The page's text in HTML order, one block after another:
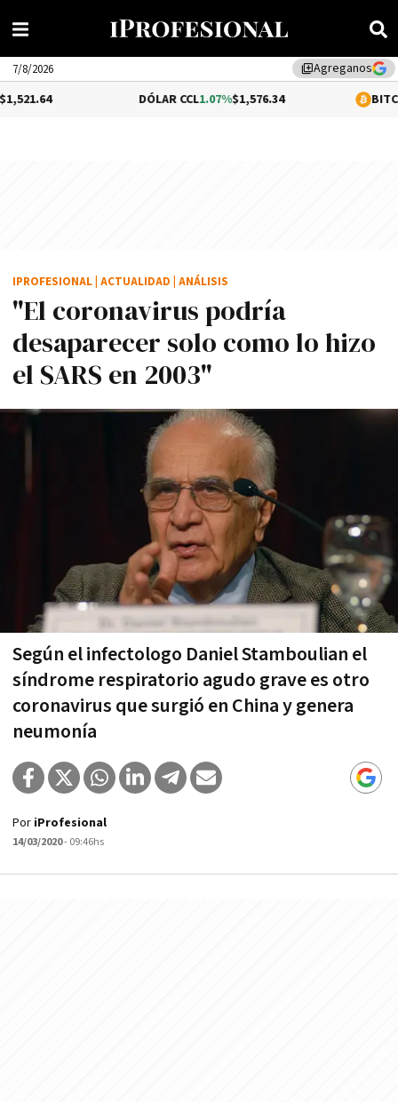
library_addAgreganos
7/8/2026
1.07%$1,576.34 -0.15%
"El coronavirus podría
desaparecer solo como lo hizo
el SARS en 2003"
Según el infectologo Daniel Stamboulian el
síndrome respiratorio agudo grave es otro
coronavirus que surgió en China y genera
neumonía
IPROFESIONAL ACTUALIDAD ANÁLISIS
Por iProfesional
14/03/2020- 09:46hs